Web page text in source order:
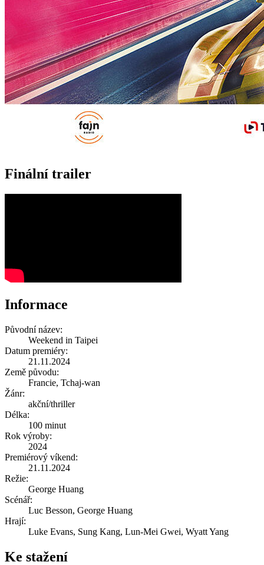
Finální trailer
Informace
Původní název:
Weekend in Taipei
Datum premiéry:
21.11.2024
Země původu:
Francie, Tchaj-wan
Žánr:
akční/thriller
Délka:
100 minut
Rok výroby:
2024
Premiérový víkend:
21.11.2024
Režie:
George Huang
Scénář:
Luc Besson, George Huang
Hrají:
Luke Evans, Sung Kang, Lun-Mei Gwei, Wyatt Yang
Ke stažení